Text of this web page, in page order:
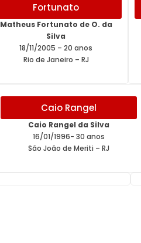
Fortunato
Matheus Fortunato de O. da
Silva
18/11/2005 – 20 anos
Rio de Janeiro – RJ
Caio Rangel
Caio Rangel da Silva
16/01/1996- 30 anos
São João de Meriti – RJ